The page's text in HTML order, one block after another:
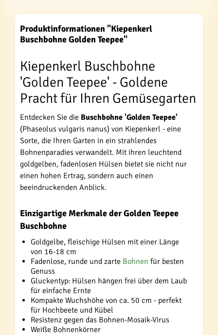
Produktinformationen "Kiepenkerl
Buschbohne Golden Teepee"
Kiepenkerl Buschbohne
'Golden Teepee' - Goldene
Pracht für Ihren Gemüsegarten
Entdecken Sie die Buschbohne 'Golden Teepee'
(Phaseolus vulgaris nanus) von Kiepenkerl - eine
Sorte, die Ihren Garten in ein strahlendes
Bohnenparadies verwandelt. Mit ihren leuchtend
goldgelben, fadenlosen Hülsen bietet sie nicht nur
einen hohen Ertrag, sondern auch einen
beeindruckenden Anblick.
Einzigartige Merkmale der Golden Teepee
Buschbohne
Goldgelbe, fleischige Hülsen mit einer Länge
von 16-18 cm
Fadenlose, runde und zarte Bohnen für besten
Genuss
Gluckentyp: Hülsen hängen frei über dem Laub
für einfache Ernte
Kompakte Wuchshöhe von ca. 50 cm - perfekt
für Hochbeete und Kübel
Resistenz gegen das Bohnen-Mosaik-Virus
Weiße Bohnenkörner